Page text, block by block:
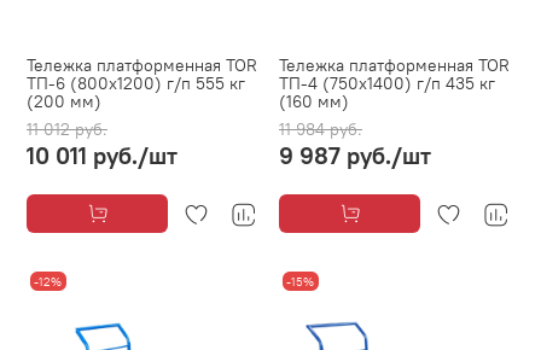
Тележка платформенная TOR
ТП-6 (800х1200) г/п 555 кг
(200 мм)
11 012 руб.
10 011 руб./шт
Тележка платформенная TOR
ТП-4 (750х1400) г/п 435 кг
(160 мм)
11 984 руб.
9 987 руб./шт
-12% -15%